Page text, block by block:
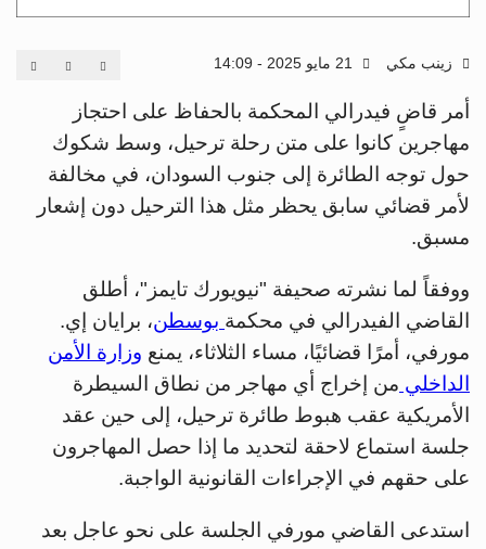
زينب مكي
أمر قاضٍ فيدرالي المحكمة بالحفاظ على احتجاز
مهاجرين كانوا على متن رحلة ترحيل، وسط شكوك
حول توجه الطائرة إلى جنوب السودان، في مخالفة
لأمر قضائي سابق يحظر مثل هذا الترحيل دون إشعار
مسبق.
ووفقاً لما نشرته صحيفة "نيويورك تايمز"، أطلق
القاضي الفيدرالي في محكمة بوسطن، برايان إي.
مورفي، أمرًا قضائيًا، مساء الثلاثاء، يمنع وزارة الأمن
الداخلي من إخراج أي مهاجر من نطاق السيطرة
الأمريكية عقب هبوط طائرة ترحيل، إلى حين عقد
جلسة استماع لاحقة لتحديد ما إذا حصل المهاجرون
على حقهم في الإجراءات القانونية الواجبة.
استدعى القاضي مورفي الجلسة على نحو عاجل بعد